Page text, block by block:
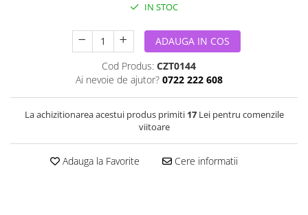
IN STOC
ADAUGA IN COS
Cod Produs: CZT0144
Ai nevoie de ajutor? 0722 222 608
La achizitionarea acestui produs primiti 17Lei pentru comenzile
viitoare
Adauga la Favorite Cere informatii